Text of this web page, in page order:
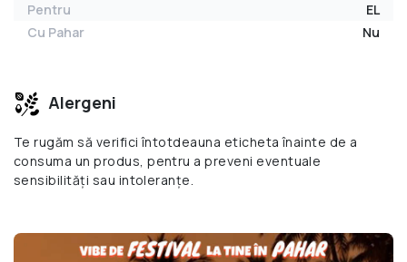
Pentru
EL
Cu Pahar
Nu
Alergeni
Te rugăm să verifici întotdeauna eticheta înainte de a
consuma un produs, pentru a preveni eventuale
sensibilități sau intoleranțe.